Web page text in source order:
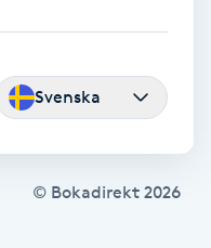
Svenska
© Bokadirekt 2026